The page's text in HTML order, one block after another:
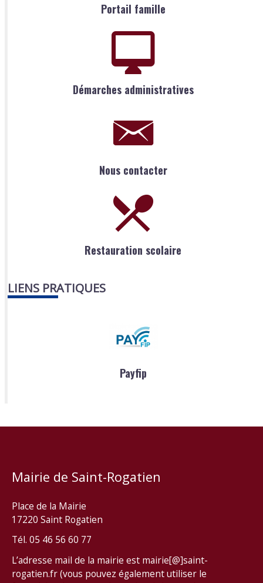
Portail famille
Démarches administratives
Nous contacter
Restauration scolaire
LIENS PRATIQUES
Payfip
Mairie de Saint-Rogatien
Place de la Mairie
17220 Saint Rogatien
Tél. 05 46 56 60 77
L’adresse mail de la mairie est mairie[@]saint-
rogatien.fr (vous pouvez également utiliser le